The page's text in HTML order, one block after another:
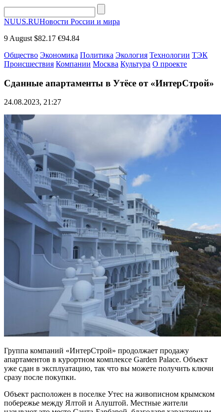
NUUS.RUНовости России и мира
9 August $82.17 €94.84
Общество Экономика Политика Экология Технологии ТЭК
Происшествия Компании Москва Культура О проекте
Сданные апартаменты в Утёсе от «ИнтерСтрой»
24.08.2023, 21:27
Группа компаний «ИнтерСтрой» продолжает продажу
апартаментов в курортном комплексе Garden Palace. Объект
уже сдан в эксплуатацию, так что вы можете получить ключи
сразу после покупки.
Объект расположен в поселке Утес на живописном крымском
побережье между Ялтой и Алуштой. Местные жители